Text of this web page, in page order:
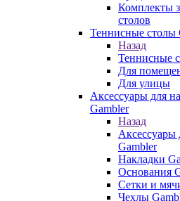
Комплекты
столов
Теннисные столы
Назад
Теннисные
Для
Для улицы
Аксессуары для
Gambler
Назад
Аксессуары
Gambler
Накладки
Основания
Сетки и
Чехлы